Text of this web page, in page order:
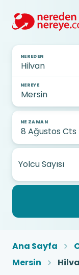
NEREDEN
NEREYE
NE ZAMAN
Yolcu Sayısı
Ana Sayfa
Mersin